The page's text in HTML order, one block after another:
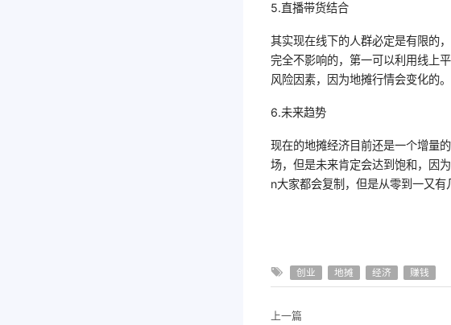
5.直播带货结合
其实现在线下的人群必定是有限的
完全不影响的，第一可以利用线上
风险因素，因为地摊行情会变化的。
6.未来趋势
现在的地摊经济目前还是一个增量
场，但是未来肯定会达到饱和，因
n大家都会复制，但是从零到一又有
创业 地摊 经济 赚钱
上一篇